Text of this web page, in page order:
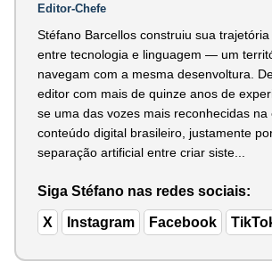
Editor-Chefe
Stéfano Barcellos construiu sua
entre tecnologia e linguagem — um
navegam com a mesma desenvoltura.
editor com mais de quinze anos de
se uma das vozes mais reconhecidas na
conteúdo digital brasileiro, justamente
separação artificial entre criar siste...
Siga Stéfano nas redes sociais:
X Instagram Facebook